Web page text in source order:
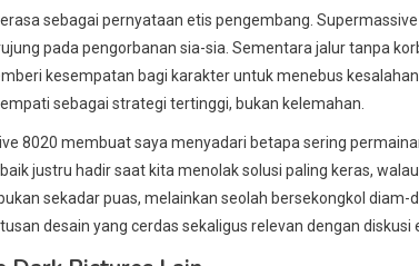
sebagai pernyataan etis pengembang.
pada pengorbanan sia-sia. Sementara jalur tanpa
kesempatan bagi karakter untuk menebus
sebagai strategi tertinggi, bukan kelemahan.
8020 membuat saya menyadari betapa sering
justru hadir saat kita menolak solusi paling keras,
sekadar puas, melainkan seolah bersekongkol diam-
desain yang cerdas sekaligus relevan dengan diskusi